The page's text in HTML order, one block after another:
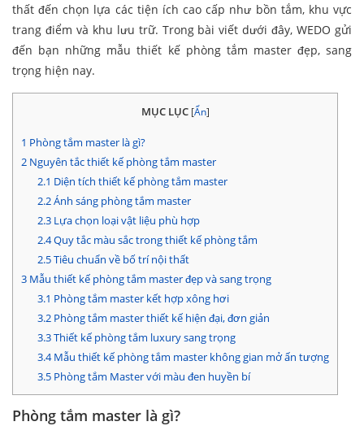
thất đến chọn lựa các tiện ích cao cấp như bồn tắm, khu vực
trang điểm và khu lưu trữ. Trong bài viết dưới đây, WEDO gửi
đến bạn những mẫu thiết kế phòng tắm master đẹp, sang
trọng hiện nay.
MỤC LỤC [Ẩn]
1 Phòng tắm master là gì?
2 Nguyên tắc thiết kế phòng tắm master
2.1 Diện tích thiết kế phòng tắm master
2.2Ánh sáng phòng tắm master
2.3Lựa chọn loại vật liệu phù hợp
2.4Quy tắc màu sắc trong thiết kế phòng tắm
2.5Tiêu chuẩn về bố trí nội thất
3 Mẫu thiết kế phòng tắm master đẹp và sang trọng
3.1 Phòng tắm master kết hợp xông hơi
3.2Phòng tắm master thiết kế hiện đại, đơn giản
3.3Thiết kế phòng tắm luxury sang trọng
3.4Mẫu thiết kế phòng tắm master không gian mở ấn tượng
3.5Phòng tắm Master với màu đen huyền bí
Phòng tắm master là gì?